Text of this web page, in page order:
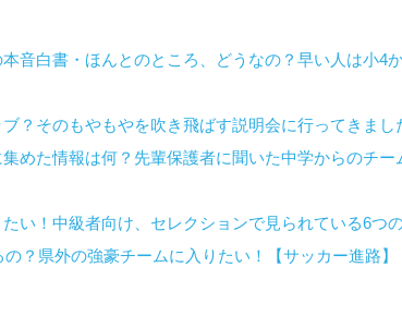
音白書・ほんとのところ、どうなの？早い人は小4
？そのもやもやを吹き飛ばす説明会に行ってきまし
集めた情報は何？先輩保護者に聞いた中学からのチ
い！中級者向け、セレクションで見られている6つ
？県外の強豪チームに入りたい！【サッカー進路】